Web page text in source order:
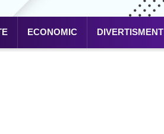
ECONOMIC DIVERTISMENT